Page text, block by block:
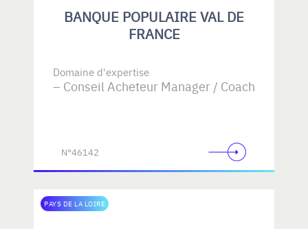
BANQUE POPULAIRE VAL DE
FRANCE
Domaine d'expertise
Conseil Acheteur Manager / Coach
N°46142
PAYS DE LA LOIRE